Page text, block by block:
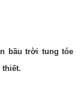
bầu trời tung tóe
thiết.